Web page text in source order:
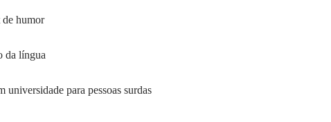
de humor
da língua
para pessoas surdas